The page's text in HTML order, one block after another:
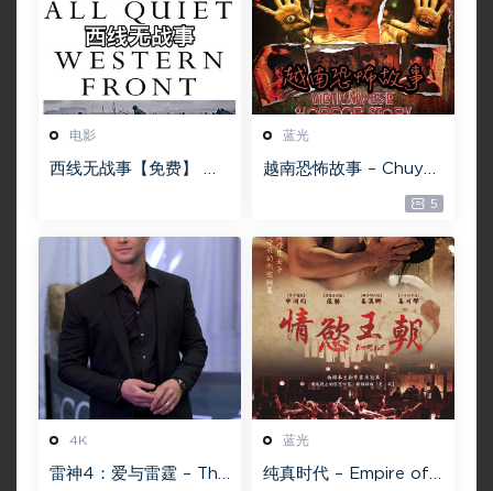
电影
西线无战事【免费】 W
t on the Western Fro
nt 5.6GB
蓝光
越南恐怖故事 – Chuyện
][22GB][1080P][115网
盘专用下载 ]
5
4K
雷神4：爱与雷霆 – Tho
蓝光
纯真时代 – Empire of